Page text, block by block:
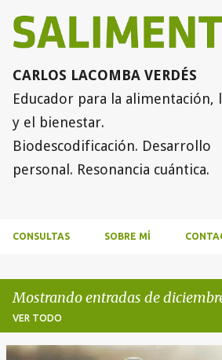
Ir al contenido
CARLOS LACOMBA VERDÉS
Educador para la alimentación,
y el bienestar.
Biodescodificación. Desarrollo
personal. Resonancia cuántica.
CONSULTAS SOBRE MÍ
Mostrando entradas de
VER TODO